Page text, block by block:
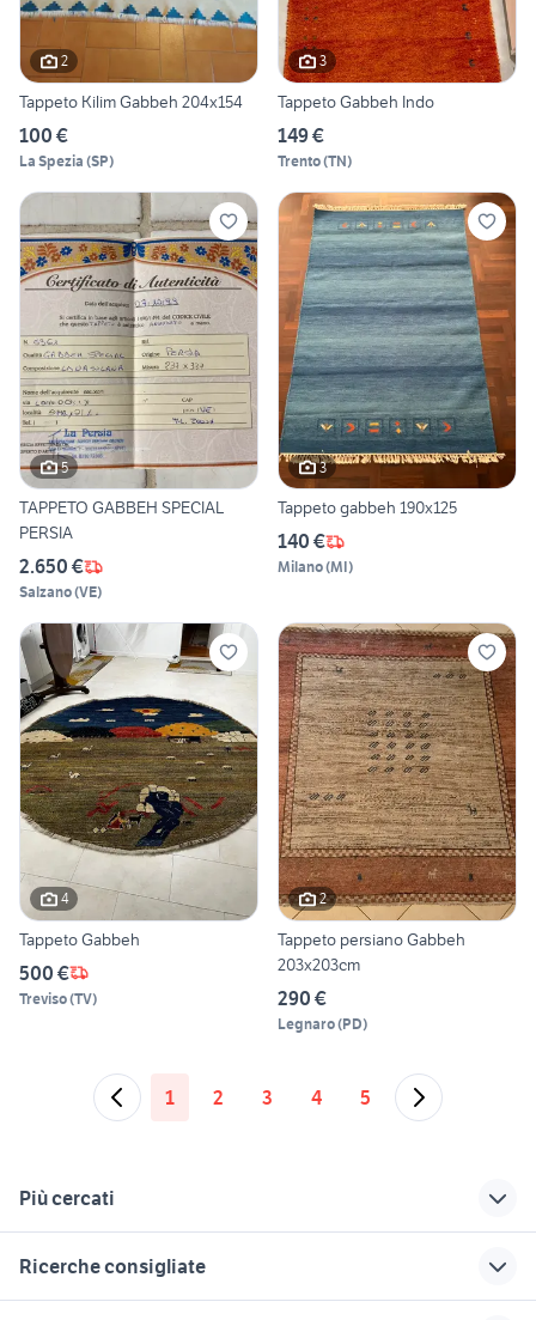
2
Tappeto Kilim Gabbeh 204x154
100 €
La Spezia (SP)
3
Tappeto Gabbeh Indo
149 €
Trento(TN)
5
TAPPETO GABBEH SPECIAL
PERSIA
2.650 €
Salzano(VE)
3
Tappeto gabbeh 190x125
140 €
Milano(MI)
4
Tappeto Gabbeh
500 €
Treviso(TV)
2
Tappeto persiano Gabbeh
203x203cm
290 €
Legnaro(PD)
1 2 3 4 5
Più cercati
Ricerche consigliate